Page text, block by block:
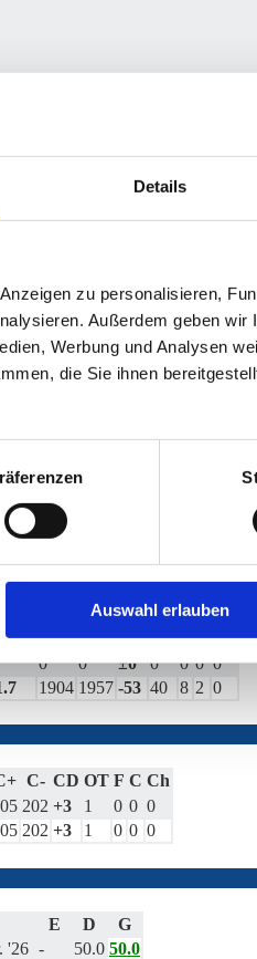
Details
zu personalisieren,
Außerdem geben
Werbung und Analysen
die Sie ihnen
Auswahl erlauben
Herbst 2024, X. Frühjahr 2025,
C+ C- CD OT F C Ch
518 560 -42 16 1 1 1
C+
310
546 587 -41 9 3 0 0
577 -50 15 0 1 0
26 30 -4 0 0 0 0
0 0 ±0 0 0 0 0
1904 1957 -53 40 8 2 0
C- CD OT F C Ch
202 +3 1 0 0 0
202 +3 1 0 0 0
E D
G
'26 - 50.0 50.0